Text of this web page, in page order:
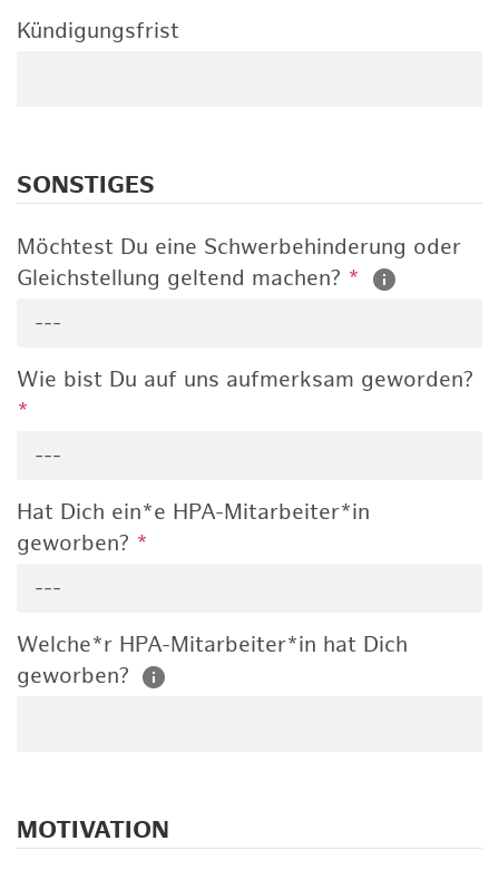
Kündigungsfrist
SONSTIGES
Möchtest Du eine Schwerbehinderung oder
Gleichstellung geltend machen? *
---
Wie bist Du auf uns aufmerksam geworden?
*
---
Hat Dich ein*e HPA-Mitarbeiter*in
geworben? *
---
Welche*r HPA-Mitarbeiter*in hat Dich
geworben?
MOTIVATION